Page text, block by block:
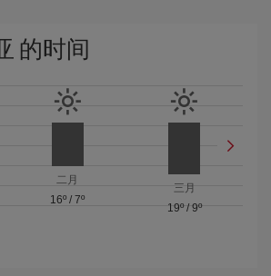
的时间
二月
16º / 7º
三月
19º/ 9º